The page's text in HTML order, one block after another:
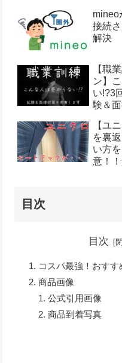
価格
12日
mineo
接続
解決
【職
ン】
い!?3
験＆
【ユ
を裏
い方
意！
目次
目次
コスパ最強！おす
商品画像
公式引用画像
商品到着写真